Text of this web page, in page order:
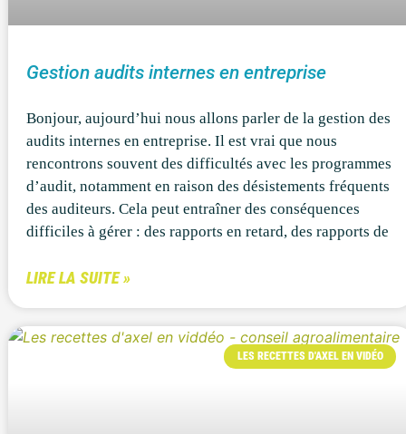
Gestion audits internes en entreprise
Bonjour, aujourd’hui nous allons parler de la gestion des
audits internes en entreprise. Il est vrai que nous
rencontrons souvent des difficultés avec les programmes
d’audit, notamment en raison des désistements fréquents
des auditeurs. Cela peut entraîner des conséquences
difficiles à gérer : des rapports en retard, des rapports de
LIRE LA SUITE »
LES RECETTES D'AXEL EN VIDÉO